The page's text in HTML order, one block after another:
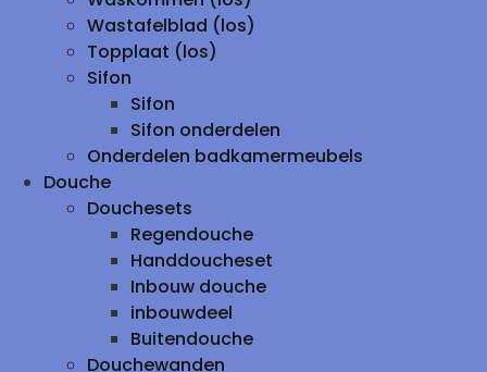
Wastafelblad (los)
Topplaat (los)
Sifon
Sifon
Sifon onderdelen
Onderdelen badkamermeubels
Douche
Douchesets
Regendouche
Handdoucheset
Inbouw douche
inbouwdeel
Buitendouche
Douchewanden